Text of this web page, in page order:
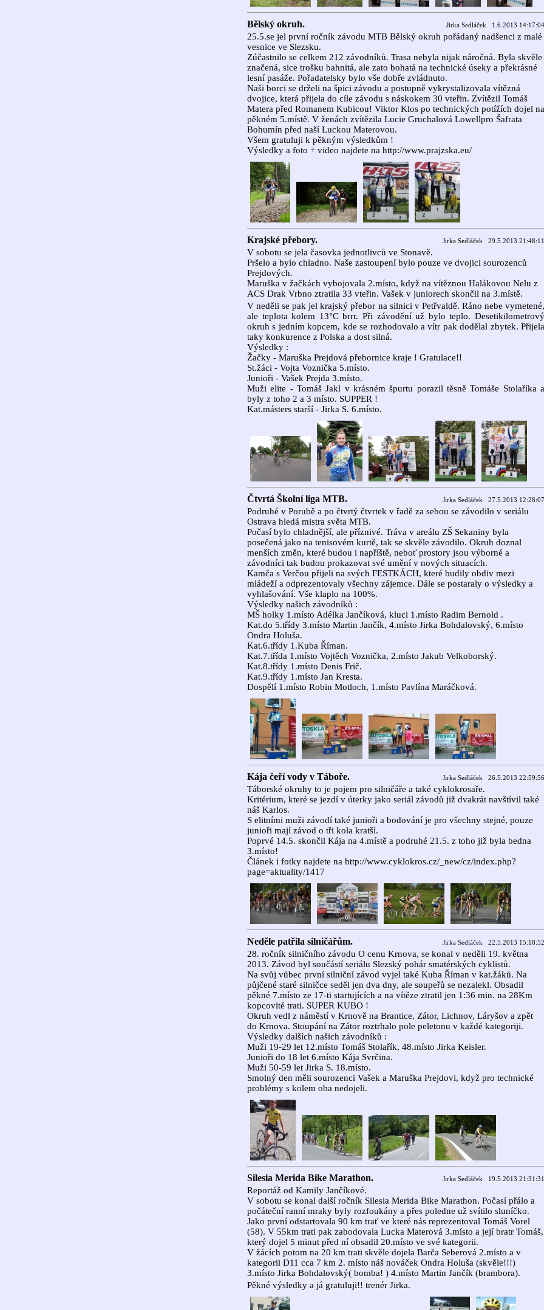
Bělský okruh. Jirka Sedláček 1.6.2013 14:17:04
25.5.se jel první ročník závodu MTB Bělský okruh pořádaný nadšenci z malé
vesnice ve Slezsku.
Zúčastnilo se celkem 212 závodníků. Trasa nebyla nijak náročná. Byla skvěle
značená, sice trošku bahnitá, ale zato bohatá na technické úseky a překrásné
lesní pasáže. Pořadatelsky bylo vše dobře zvládnuto.
Naši borci se drželi na špici závodu a postupně vykrystalizovala vítězná
dvojice, která přijela do cíle závodu s náskokem 30 vteřin. Zvítězil Tomáš
Matera před Romanem Kubicou! Viktor Klos po technických potížích dojel na
pěkném 5.místě. V ženách zvítězila Lucie Gruchalová Lowellpro Šafrata
Bohumín před naší Luckou Materovou.
Všem gratuluji k pěkným výsledkům !
Výsledky a foto + video najdete na http://www.prajzska.eu/
Krajské přebory. Jirka Sedláček 29.5.2013 21:48:11
V sobotu se jela časovka jednotlivců ve Stonavě.
Pršelo a bylo chladno. Naše zastoupení bylo pouze ve dvojici sourozenců
Prejdových.
Maruška v žačkách vybojovala 2.místo, když na vítěznou Halákovou Nelu z
ACS Drak Vrbno ztratila 33 vteřin. Vašek v juniorech skončil na 3.místě.
V neděli se pak jel krajský přebor na silnici v Petřvaldě. Ráno nebe vymetené,
ale teplota kolem 13°C brrr. Při závodění už bylo teplo. Desetikilometrový
okruh s jedním kopcem, kde se rozhodovalo a vítr pak dodělal zbytek. Přijela
taky konkurence z Polska a dost silná.
Výsledky :
Žačky - Maruška Prejdová přebornice kraje ! Gratulace!!
St.žáci - Vojta Voznička 5.místo.
Junioři - Vašek Prejda 3.místo.
Muži elite - Tomáš Jakl v krásném špurtu porazil těsně Tomáše Stolaříka a
byly z toho 2 a 3 místo. SUPPER !
Kat.másters starší - Jirka S. 6.místo.
Čtvrtá Školní liga MTB. Jirka Sedláček 27.5.2013 12:28:07
Podruhé v Porubě a po čtvrtý čtvrtek v řadě za sebou se závodilo v seriálu
Ostrava hledá mistra světa MTB.
Počasí bylo chladnější, ale příznivé. Tráva v areálu ZŠ Sekaniny byla
posečená jako na tenisovém kurtě, tak se skvěle závodilo. Okruh doznal
menších změn, které budou i napříště, neboť prostory jsou výborné a
závodníci tak budou prokazovat své umění v nových situacích.
Kamča s Verčou přijeli na svých FESTKÁCH, které budily obdiv mezi
mládeží a odprezentovaly všechny zájemce. Dále se postaraly o výsledky a
vyhlašování. Vše klaplo na 100%.
Výsledky našich závodníků :
MŠ holky 1.místo Adélka Jančíková, kluci 1.místo Radim Bernold .
Kat.do 5.třídy 3.místo Martin Jančík, 4.místo Jirka Bohdalovský, 6.místo
Ondra Holuša.
Kat.6.třídy 1.Kuba Říman.
Kat.7.třída 1.místo Vojtěch Voznička, 2.místo Jakub Velkoborský.
Kat.8.třídy 1.místo Denis Frič.
Kat.9.třídy 1.místo Jan Kresta.
Dospělí 1.místo Robin Motloch, 1.místo Pavlína Maráčková.
Kája čeří vody v Táboře. Jirka Sedláček 26.5.2013 22:59:56
Táborské okruhy to je pojem pro silničáře a také cyklokrosaře.
Kritérium, které se jezdí v úterky jako seriál závodů již dvakrát navštívil také
náš Karlos.
S elitními muži závodí také junioři a bodování je pro všechny stejné, pouze
junioři mají závod o tři kola kratší.
Poprvé 14.5. skončil Kája na 4.místě a podruhé 21.5. z toho již byla bedna
3.místo!
Článek i fotky najdete na http://www.cyklokros.cz/_new/cz/index.php?
page=aktuality/1417
Neděle patřila silničářům. Jirka Sedláček 22.5.2013 15:18:52
28. ročník silničního závodu O cenu Krnova, se konal v neděli 19. května
2013. Závod byl součástí seriálu Slezský pohár smatérských cyklistů.
Na svůj vůbec první silniční závod vyjel také Kuba Říman v kat.žáků. Na
půjčené staré silničce seděl jen dva dny, ale soupeřů se nezalekl. Obsadil
pěkné 7.místo ze 17-ti startujících a na vítěze ztratil jen 1:36 min. na 28Km
kopcovité trati. SUPER KUBO !
Okruh vedl z náměstí v Krnově na Brantice, Zátor, Lichnov, Láryšov a zpět
do Krnova. Stoupání na Zátor roztrhalo pole peletonu v každé kategoriji.
Výsledky dalších našich závodníků :
Muži 19-29 let 12.místo Tomáš Stolařík, 48.místo Jirka Keisler.
Junioři do 18 let 6.místo Kája Svrčina.
Muži 50-59 let Jirka S. 18.místo.
Smolný den měli sourozenci Vašek a Maruška Prejdovi, když pro technické
problémy s kolem oba nedojeli.
Silesia Merida Bike Marathon. Jirka Sedláček 19.5.2013 21:31:31
Reportáž od Kamily Jančíkové.
V sobotu se konal další ročník Silesia Merida Bike Marathon. Počasí přálo a
počáteční ranní mraky byly rozfoukány a přes poledne už svítilo sluníčko.
Jako první odstartovala 90 km trať ve které nás reprezentoval Tomáš Vorel
(58). V 55km trati pak zabodovala Lucka Materová 3.místo a její bratr Tomáš,
který dojel 5 minut před ní obsadil 20.místo ve své kategorii.
V žácích potom na 20 km trati skvěle dojela Barča Seberová 2.místo a v
kategorii D11 cca 7 km 2. místo náš nováček Ondra Holuša (skvěle!!!)
3.místo Jirka Bohdalovský( bomba! ) 4.místo Martin Jančík (brambora).
Pěkné výsledky a já gratuluji!! trenér Jirka.